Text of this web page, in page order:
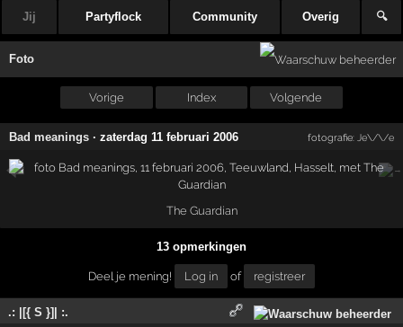
Jij Partyflock Community Overig 🔍
Foto
Vorige Index Volgende
Bad meanings ·zaterdag 11 februari 2006 fotografie: Je\/\/e
The Guardian
13 opmerkingen
Deel je mening! Log in of registreer
.: |[{ S }]| :.